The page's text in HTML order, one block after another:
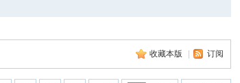
收藏本版 订阅